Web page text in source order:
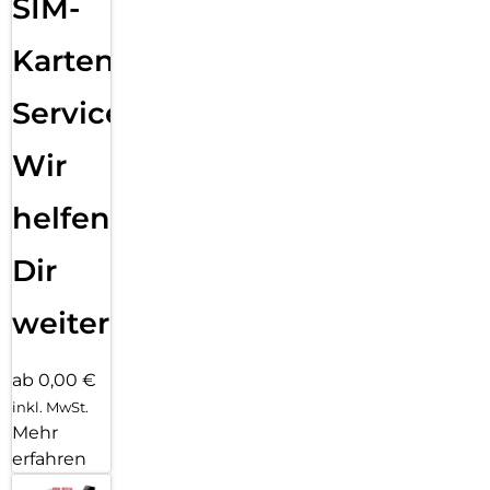
SIM-
Karten
Service:
Wir
helfen
Dir
weiter
ab 0,00 €
inkl. MwSt.
Mehr
erfahren